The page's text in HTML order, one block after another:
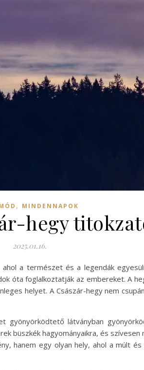
, MINDENNAPOK
hegy
2025.01.16.
a természet és a legendák
óta foglalkoztatják az embereket. A
helyet. A Császár-hegy nem
látványban
büszkék hagyományaikra, és
hanem egy olyan hely, ahol a múlt